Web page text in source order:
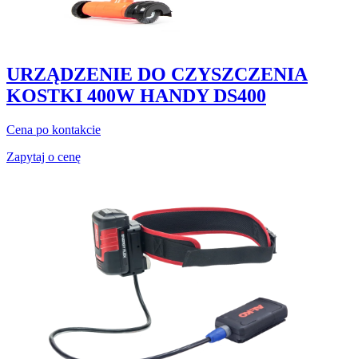
URZĄDZENIE DO CZYSZCZENIA
KOSTKI 400W HANDY DS400
Cena po kontakcie
Zapytaj o cenę